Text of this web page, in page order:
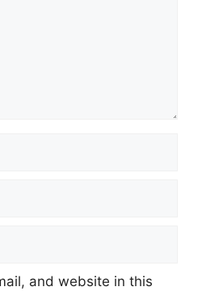
and website in this